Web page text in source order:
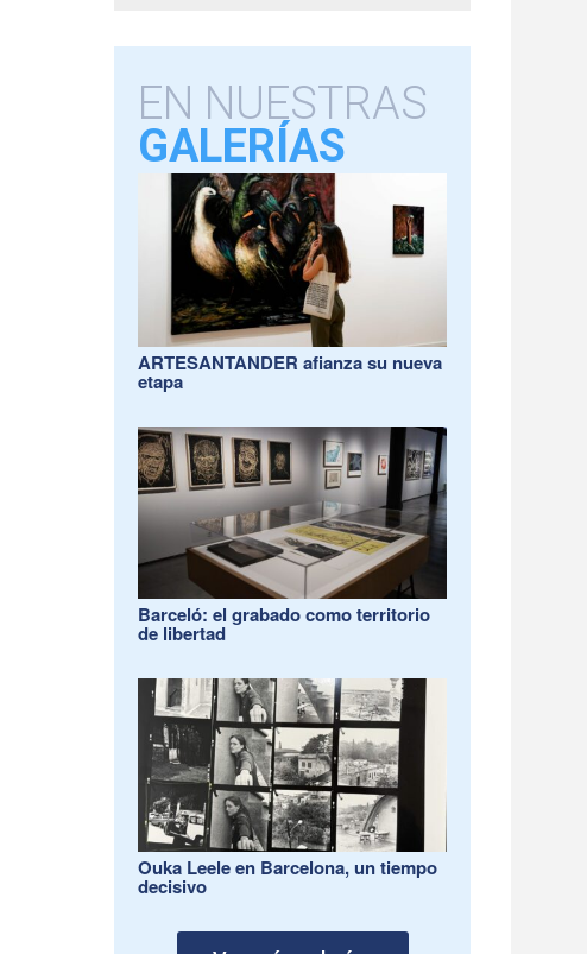
EN NUESTRAS
GALERÍAS
ARTESANTANDER afianza su nueva
etapa
Barceló: el grabado como territorio
de libertad
Ouka Leele en Barcelona, un tiempo
decisivo